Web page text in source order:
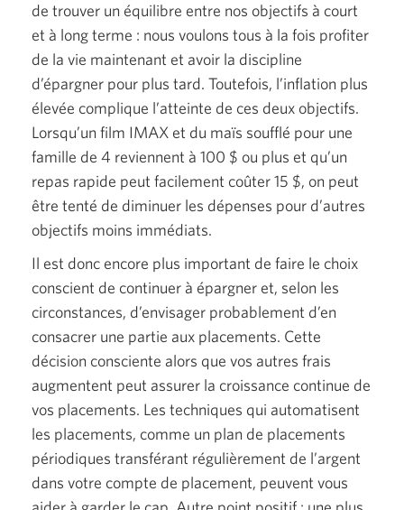
de trouver un équilibre entre nos objectifs à court
et à longterme : nous voulons tous à la fois profiter
de la vie maintenant et avoir la discipline
d’épargner pour plus tard. Toutefois, l’inflation plus
élevée complique l’atteinte de ces deux objectifs.
Lorsqu’un film IMAX et du maïs soufflé pour une
famille de 4 reviennent à 100 $ ou plus et qu’un
repas rapide peut facilement coûter15 $, on peut
être tenté de diminuer les dépenses pour d’autres
objectifs moins immédiats.
Il est donc encore plus important de faire le choix
conscient de continuer à épargner et, selon les
circonstances, d’envisager probablement d’en
consacrer une partie aux placements. Cette
décision consciente alors que vos autres frais
augmentent peut assurer la croissance continue de
vos placements. Les techniques qui automatisent
les placements, comme un plan de placements
périodiques transférant régulièrement de l’argent
dans votre compte de placement, peuvent vous